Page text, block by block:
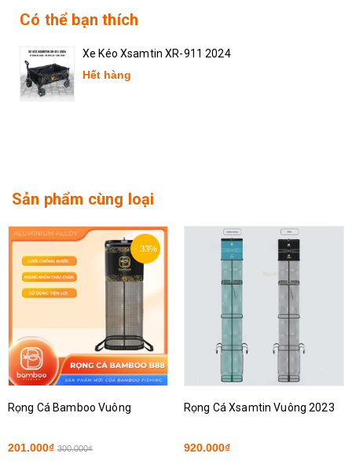
Có thể bạn thích
Xe Kéo Xsamtin XR-911 2024
Hết hàng
Sản phẩm cùng loại
- 33%
Rọng Cá Bamboo Vuông
201.000₫ 300.000₫
Rọng Cá Xsamtin Vuông 2023
920.000₫